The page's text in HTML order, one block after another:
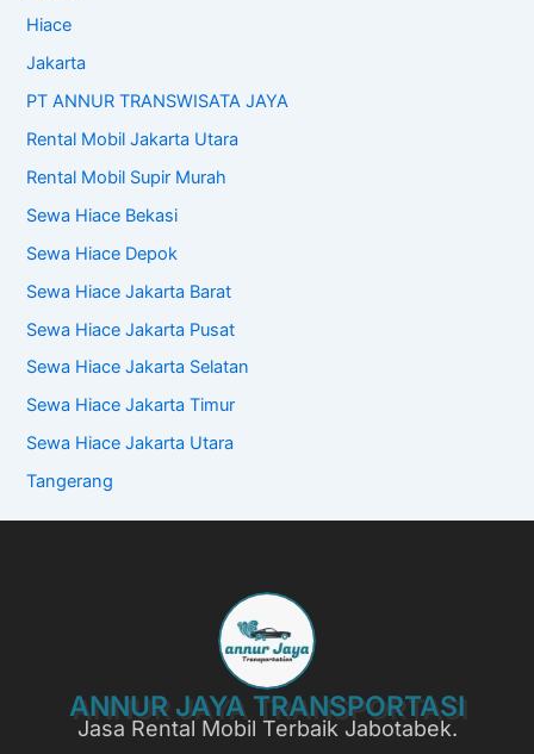
Hiace
Jakarta
PT ANNUR TRANSWISATA JAYA
Rental Mobil Jakarta Utara
Rental Mobil Supir Murah
Sewa Hiace Bekasi
Sewa Hiace Depok
Sewa Hiace Jakarta Barat
Sewa Hiace Jakarta Pusat
Sewa Hiace Jakarta Selatan
Sewa Hiace Jakarta Timur
Sewa Hiace Jakarta Utara
Tangerang
ANNUR JAYA TRANSPORTASI
Jasa Rental Mobil Terbaik Jabotabek.